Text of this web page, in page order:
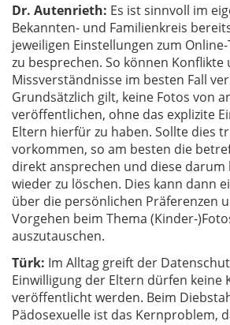
Dr. Autenrieth: Es ist sinnvoll im
Bekannten- und Familienkreis
jeweiligen Einstellungen zum
zu besprechen. So können Konflikte
Missverständnisse im besten Fall
Grundsätzlich gilt, keine Fotos von
veröffentlichen, ohne das explizite
Eltern hierfür zu haben. Sollte dies
vorkommen, so am besten die
direkt ansprechen und diese darum
wieder zu löschen. Dies kann dann
über die persönlichen Präferenzen
Vorgehen beim Thema (Kinder-
auszutauschen.
Türk: Im Alltag greift der
Einwilligung der Eltern dürfen keine
veröffentlicht werden. Beim
Pädosexuelle ist das Kernproblem,